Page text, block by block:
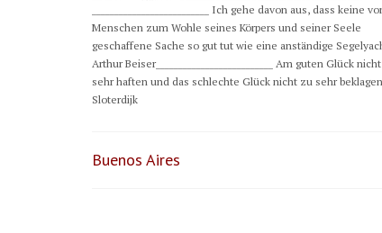
__________________________ Ich gehe davon aus, dass keine
Menschen zum Wohle seines Körpers und seiner Seele
geschaffene Sache so gut tut wie eine anständige
Arthur Beiser__________________________ Am guten Glück
sehr haften und das schlechte Glück nicht zu sehr
Sloterdijk
Buenos Aires